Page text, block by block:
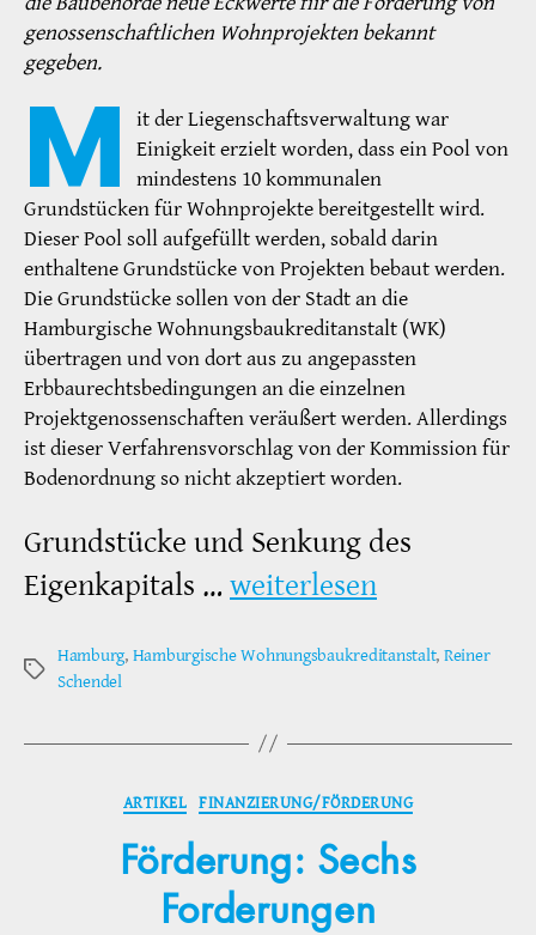
genossenschaftlichen Wohnprojekten bekannt
gegeben.
M
it der Liegenschaftsverwaltung war
Einigkeit erzielt worden, dass ein Pool von
mindestens 10 kommunalen
Grundstücken für Wohnprojekte bereitgestellt wird.
Dieser Pool soll aufgefüllt werden, sobald darin
enthaltene Grundstücke von Projekten bebaut werden.
Die Grundstücke sollen von der Stadt an die
Hamburgische Wohnungsbaukreditanstalt (WK)
übertragen und von dort aus zu angepassten
Erbbaurechtsbedingungen an die einzelnen
Projektgenossenschaften veräußert werden. Allerdings
ist dieser Verfahrensvorschlag von der Kommission für
Bodenordnung so nicht akzeptiert worden.
Grundstücke und Senkung des
Eigenkapitals … weiterlesen
Schlagwörter
Hamburg, Hamburgische Wohnungsbaukreditanstalt, Reiner
Schendel
Kategorien
ARTIKEL FINANZIERUNG/FÖRDERUNG
Förderung: Sechs
Forderungen